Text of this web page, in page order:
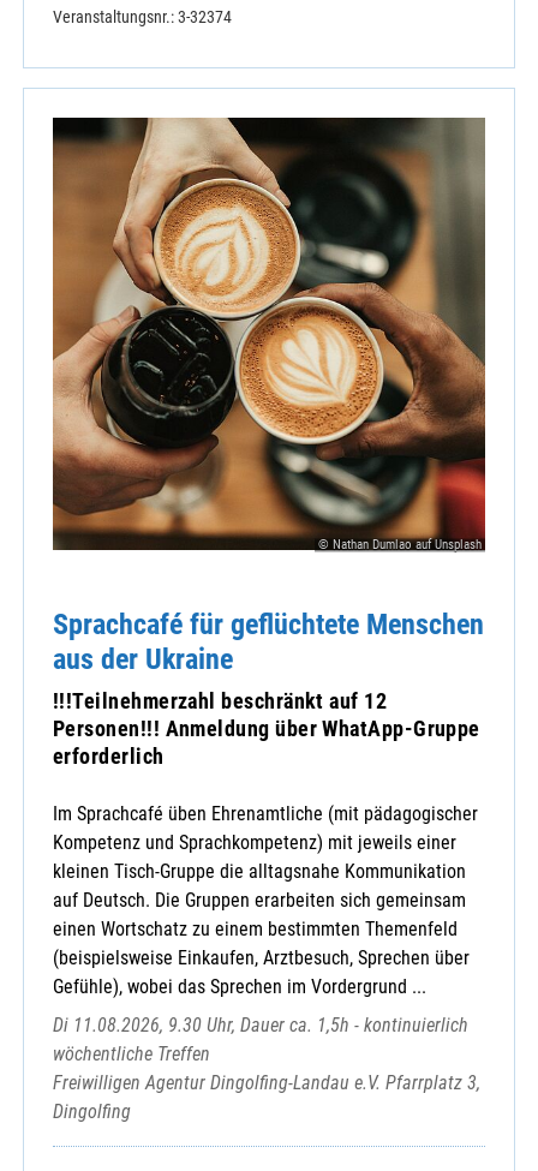
Veranstaltungsnr.: 3-32374
© Nathan Dumlao auf Unsplash
Sprachcafé für geflüchtete Menschen
aus der Ukraine
!!!Teilnehmerzahl beschränkt auf 12
Personen!!! Anmeldung über WhatApp-Gruppe
erforderlich
Im Sprachcafé üben Ehrenamtliche (mit pädagogischer
Kompetenz und Sprachkompetenz) mit jeweils einer
kleinen Tisch-Gruppe die alltagsnahe Kommunikation
auf Deutsch. Die Gruppen erarbeiten sich gemeinsam
einen Wortschatz zu einem bestimmten Themenfeld
(beispielsweise Einkaufen, Arztbesuch, Sprechen über
Gefühle), wobei das Sprechen im Vordergrund ...
Di 11.08.2026, 9.30 Uhr, Dauer ca. 1,5h - kontinuierlich
wöchentliche Treffen
Freiwilligen Agentur Dingolfing-Landau e.V. Pfarrplatz 3,
Dingolfing